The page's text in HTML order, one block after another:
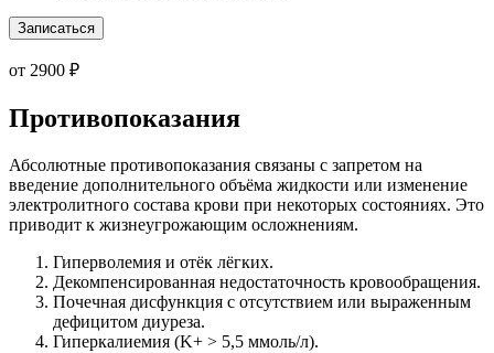
Записаться
от 2900 ₽
Противопоказания
Абсолютные противопоказания связаны с запретом на
введение дополнительного объёма жидкости или изменение
электролитного состава крови при некоторых состояниях. Это
приводит к жизнеугрожающим осложнениям.
Гиперволемия и отёк лёгких.
Декомпенсированная недостаточность кровообращения.
Почечная дисфункция с отсутствием или выраженным
дефицитом диуреза.
Гиперкалиемия (K+ > 5,5 ммоль/л).